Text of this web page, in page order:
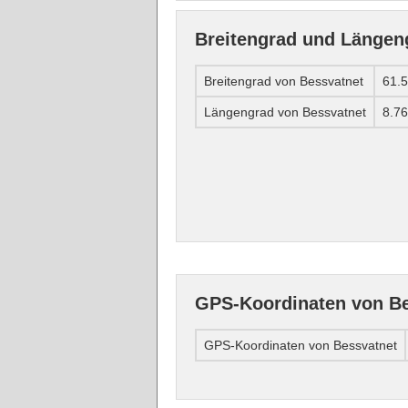
Breitengrad und
Breitengrad von Bessvatnet
Längengrad von Bessvatnet
GPS-Koordinaten von
GPS-Koordinaten von Bessvatnet